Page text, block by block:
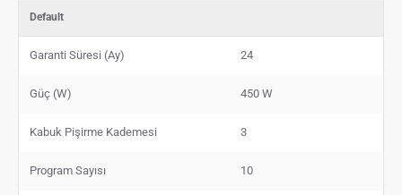
Default
Garanti Süresi (Ay) 24
Güç (W) 450 W
Kabuk Pişirme Kademesi 3
Program Sayısı 10